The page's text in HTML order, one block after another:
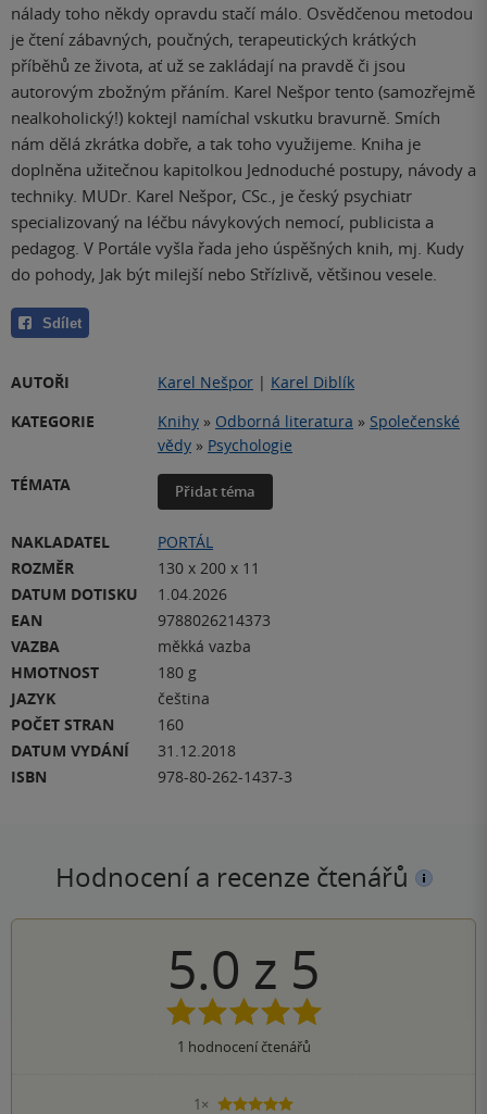
nálady toho někdy opravdu stačí málo. Osvědčenou metodou
je čtení zábavných, poučných, terapeutických krátkých
příběhů ze života, ať už se zakládají na pravdě či jsou
autorovým zbožným přáním. Karel Nešpor tento (samozřejmě
nealkoholický!) koktejl namíchal vskutku bravurně. Smích
nám dělá zkrátka dobře, a tak toho využijeme. Kniha je
doplněna užitečnou kapitolkou Jednoduché postupy, návody a
techniky. MUDr. Karel Nešpor, CSc., je český psychiatr
specializovaný na léčbu návykových nemocí, publicista a
pedagog. V Portále vyšla řada jeho úspěšných knih, mj. Kudy
do pohody, Jak být milejší nebo Střízlivě, většinou vesele.
Sdílet
AUTOŘI Karel Nešpor | Karel Diblík
KATEGORIE
Knihy » Odborná literatura » Společenské
vědy » Psychologie
TÉMATA
Přidat téma
NAKLADATEL
PORTÁL
ROZMĚR
130 x 200 x 11
DATUM DOTISKU
1.04.2026
EAN
9788026214373
VAZBA
měkká vazba
HMOTNOST
180 g
JAZYK
čeština
POČET STRAN
160
DATUM VYDÁNÍ
31.12.2018
ISBN
978-80-262-1437-3
Hodnocení a recenze čtenářů
5.0 z 5
1 hodnocení čtenářů
1× 5 hvězdiček